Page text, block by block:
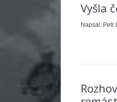
Vyšla
Napsal: Petr